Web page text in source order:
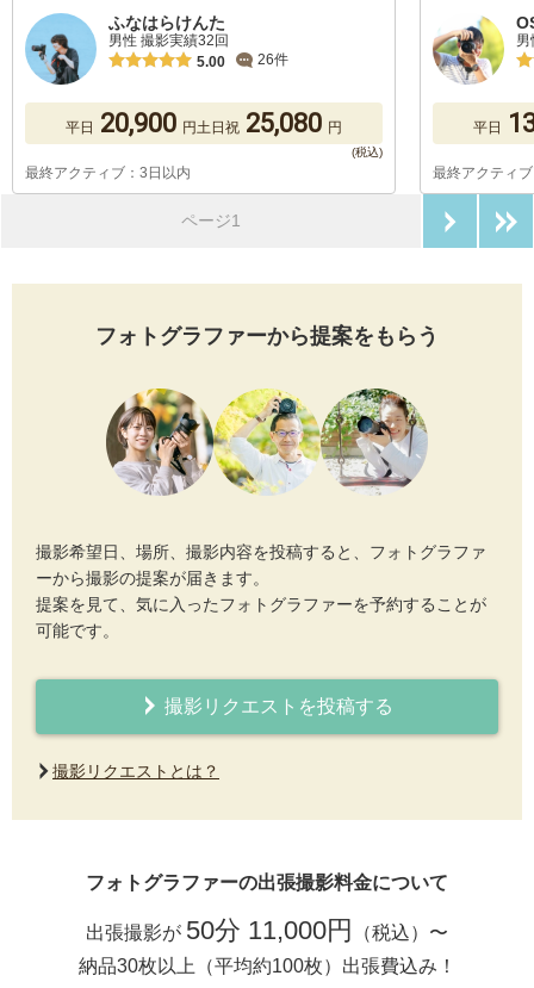
ふなはらけんた
男性 撮影実績32回
5.00
26件
平日 20,900 円土日祝 25,080 円
最終アクティブ：3日以内
平日
最終アクティ
ページ1
フォトグラファーから提案をもらう
撮影希望日、場所、撮影内容を投稿すると、フォトグラファ
ーから撮影の提案が届きます。
提案を見て、気に入ったフォトグラファーを予約することが
可能です。
撮影リクエストを投稿する
撮影リクエストとは？
フォトグラファーの出張撮影料金について
出張撮影が 50分 11,000円
（税込）〜
納品30枚以上（平均約100枚）出張費込み！